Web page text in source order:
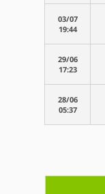
03/07
19:44
29/06
17:23
28/06
05:37